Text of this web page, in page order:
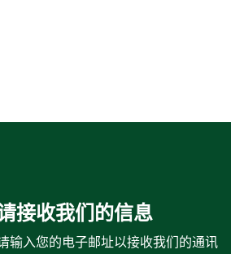
接收我们的信息
输入您的电子邮址以接收我们的通讯